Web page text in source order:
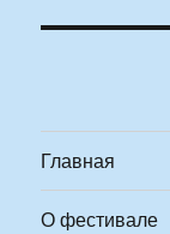
Главная
О фестивале